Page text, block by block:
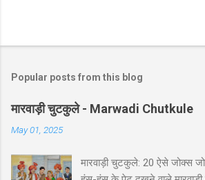
Popular posts from this blog
मारवाड़ी चुटकुले - Marwadi Chutkule
May 01, 2025
मारवाड़ी चुटकुले: 20 ऐसे जोक्स जो